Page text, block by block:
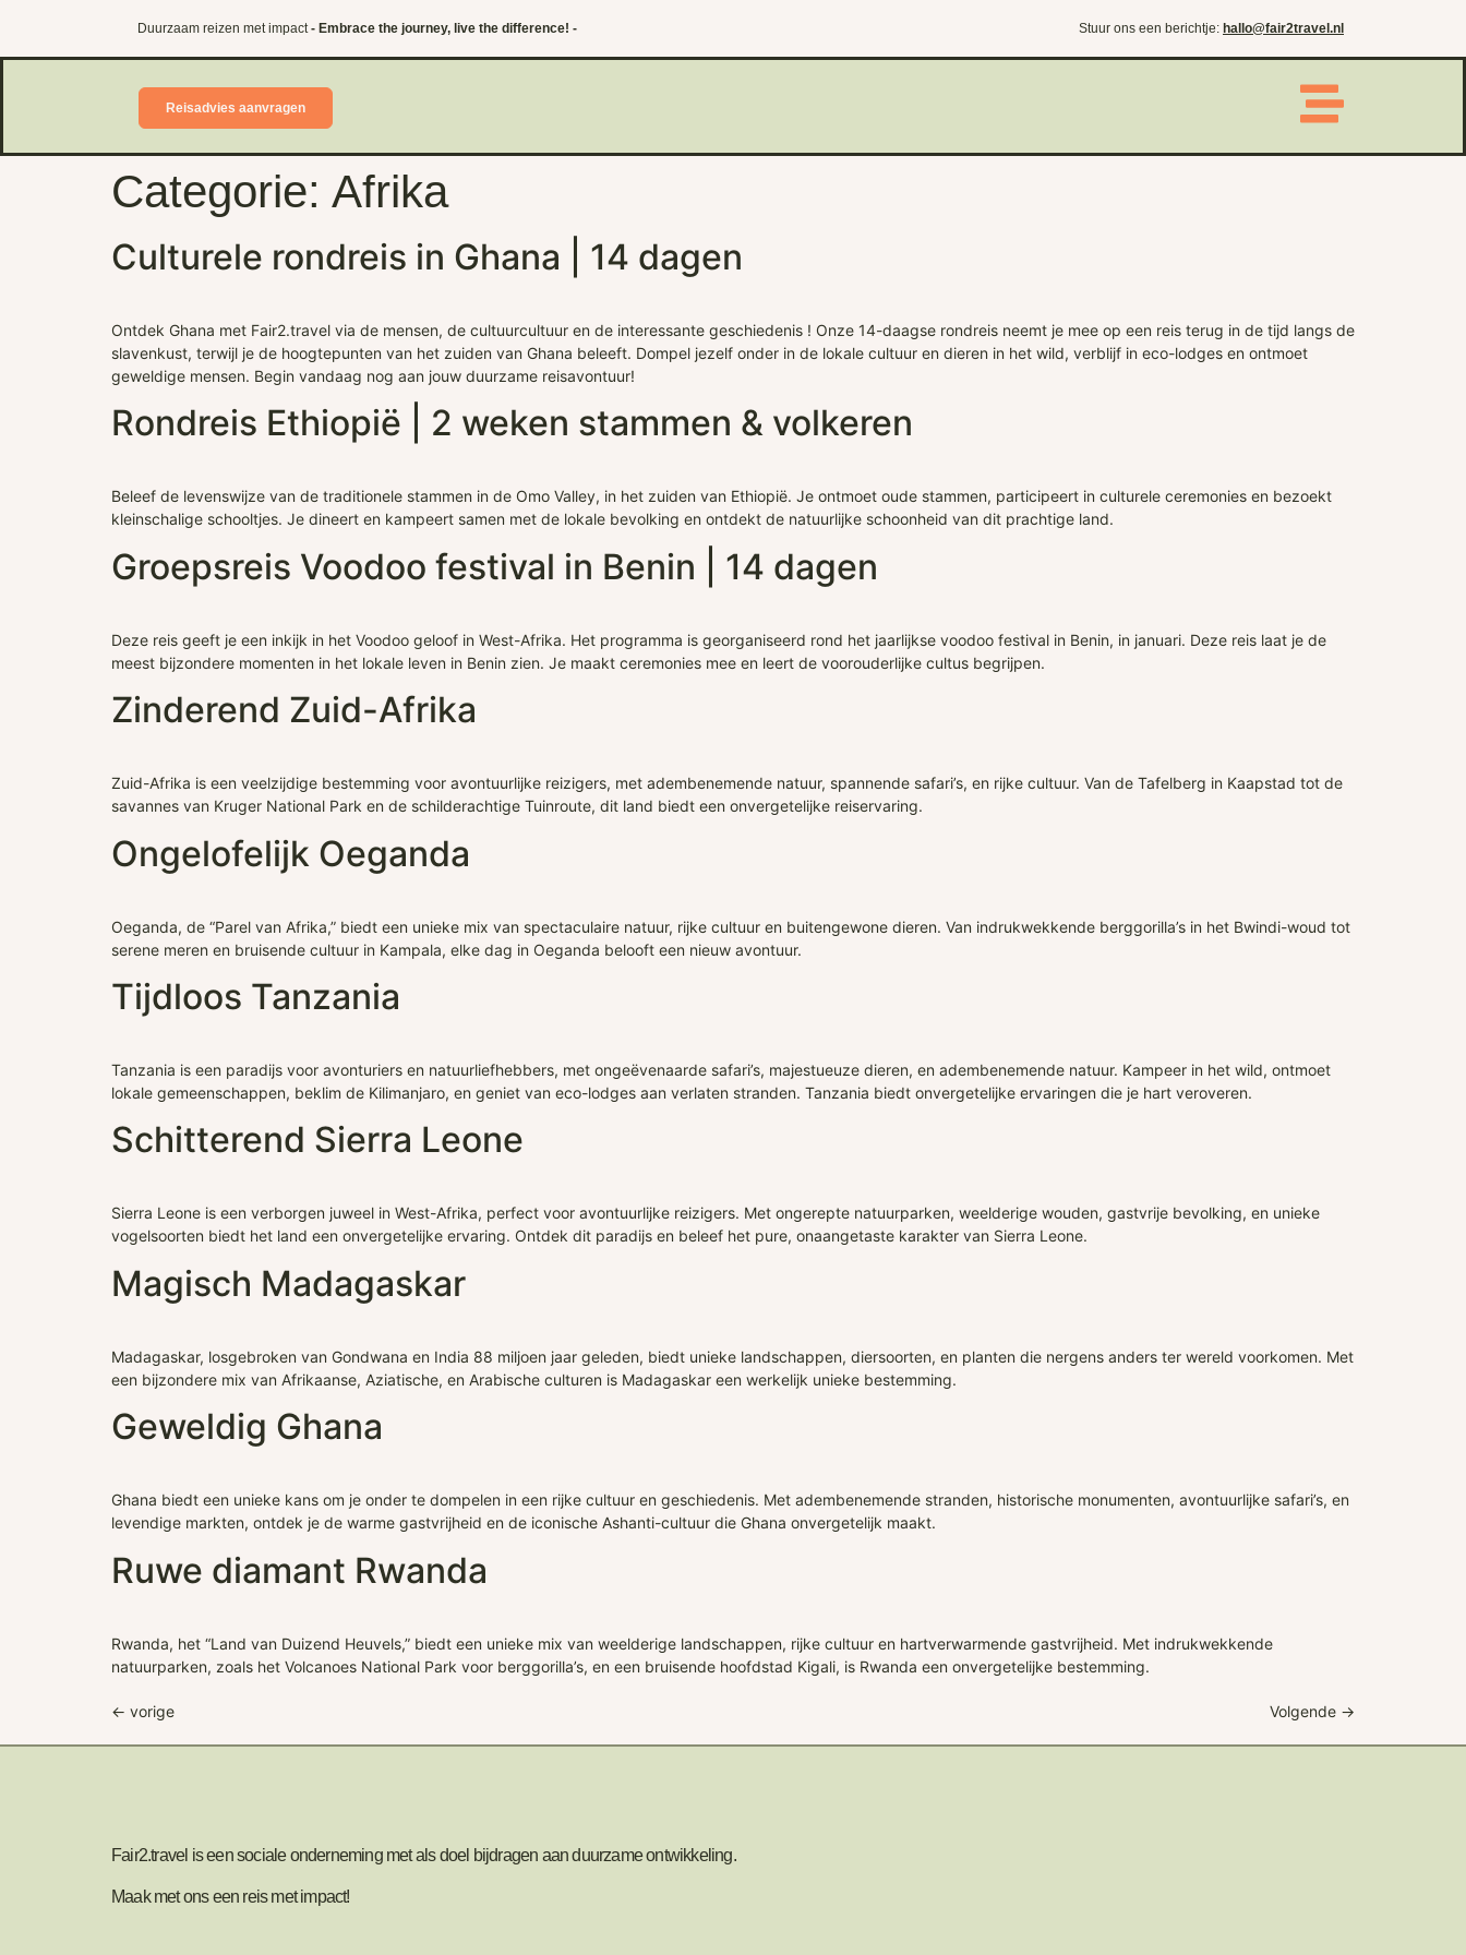
Duurzaam reizen met impact- Embrace the journey, live the difference! - Stuur ons een berichtje: hallo@fair2travel.nl
Reisadvies aanvragen
Categorie: Afrika
Culturele rondreis in Ghana | 14 dagen
Ontdek Ghana met Fair2.travel via de mensen, de cultuurcultuur en de interessante geschiedenis ! Onze 14-daagse rondreis neemt je mee op een reis terug in de tijd langs de
slavenkust, terwijl je de hoogtepunten van het zuiden van Ghana beleeft. Dompel jezelf onder in de lokale cultuur en dieren in het wild, verblijf in eco-lodges en ontmoet
geweldige mensen. Begin vandaag nog aan jouw duurzame reisavontuur!
Rondreis Ethiopië | 2 weken stammen & volkeren
Beleef de levenswijze van de traditionele stammen in de Omo Valley, in het zuiden van Ethiopië. Je ontmoet oude stammen, participeert in culturele ceremonies en bezoekt
kleinschalige schooltjes. Je dineert en kampeert samen met de lokale bevolking en ontdekt de natuurlijke schoonheid van dit prachtige land.
Groepsreis Voodoo festival in Benin | 14 dagen
Deze reis geeft je een inkijk in het Voodoo geloof in West-Afrika. Het programma is georganiseerd rond het jaarlijkse voodoo festival in Benin, in januari. Deze reis laat je de
meest bijzondere momenten in het lokale leven in Benin zien. Je maakt ceremonies mee en leert de voorouderlijke cultus begrijpen.
Zinderend Zuid-Afrika
Zuid-Afrika is een veelzijdige bestemming voor avontuurlijke reizigers, met adembenemende natuur, spannende safari’s, en rijke cultuur. Van de Tafelberg in Kaapstad tot de
savannes van Kruger National Park en de schilderachtige Tuinroute, dit land biedt een onvergetelijke reiservaring.
Ongelofelijk Oeganda
Oeganda, de “Parel van Afrika,” biedt een unieke mix van spectaculaire natuur, rijke cultuur en buitengewone dieren. Van indrukwekkende berggorilla’s in het Bwindi-woud tot
serene meren en bruisende cultuur in Kampala, elke dag in Oeganda belooft een nieuw avontuur.
Tijdloos Tanzania
Tanzania is een paradijs voor avonturiers en natuurliefhebbers, met ongeëvenaarde safari’s, majestueuze dieren, en adembenemende natuur. Kampeer in het wild, ontmoet
lokale gemeenschappen, beklim de Kilimanjaro, en geniet van eco-lodges aan verlaten stranden. Tanzania biedt onvergetelijke ervaringen die je hart veroveren.
Schitterend Sierra Leone
Sierra Leone is een verborgen juweel in West-Afrika, perfect voor avontuurlijke reizigers. Met ongerepte natuurparken, weelderige wouden, gastvrije bevolking, en unieke
vogelsoorten biedt het land een onvergetelijke ervaring. Ontdek dit paradijs en beleef het pure, onaangetaste karakter van Sierra Leone.
Magisch Madagaskar
Madagaskar, losgebroken van Gondwana en India 88 miljoen jaar geleden, biedt unieke landschappen, diersoorten, en planten die nergens anders ter wereld voorkomen. Met
een bijzondere mix van Afrikaanse, Aziatische, en Arabische culturen is Madagaskar een werkelijk unieke bestemming.
Geweldig Ghana
Ghana biedt een unieke kans om je onder te dompelen in een rijke cultuur en geschiedenis. Met adembenemende stranden, historische monumenten, avontuurlijke safari’s, en
levendige markten, ontdek je de warme gastvrijheid en de iconische Ashanti-cultuur die Ghana onvergetelijk maakt.
Ruwe diamant Rwanda
Rwanda, het “Land van Duizend Heuvels,” biedt een unieke mix van weelderige landschappen, rijke cultuur en hartverwarmende gastvrijheid. Met indrukwekkende
natuurparken, zoals het Volcanoes National Park voor berggorilla’s, en een bruisende hoofdstad Kigali, is Rwanda een onvergetelijke bestemming.
← vorige Volgende →
Fair2.travel is een sociale onderneming met als doel bijdragen aan duurzame ontwikkeling.
Maak met ons een reis met impact!